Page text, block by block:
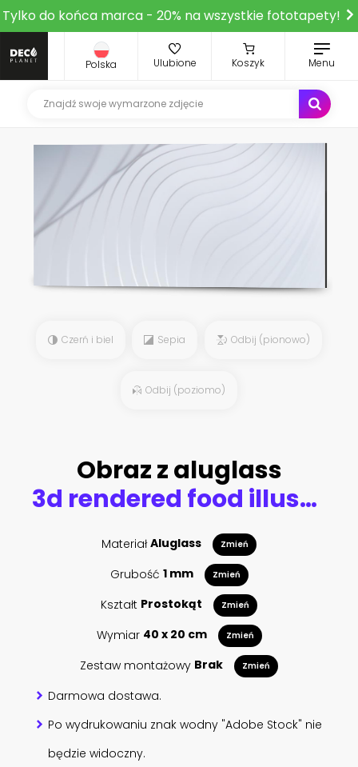
Tylko do końca marca - 20% na wszystkie fototapety!
Polska Ulubione Koszyk Menu
Czerń i biel Sepia Odbij (pionowo)
Odbij (poziomo)
Obraz z aluglass
3d rendered food illustration of a stawberry splash
MateriałAluglass Zmień
Grubość 1 mm Zmień
Kształt Prostokąt Zmień
Wymiar 40 x 20 cm Zmień
Zestaw montażowy Brak Zmień
Darmowa dostawa.
Po wydrukowaniu znak wodny "Adobe Stock" nie
będzie widoczny.